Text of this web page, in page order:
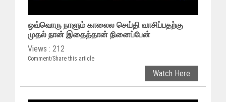
ஒவ்வொரு நாளும் காலைல செய்தி வாசிப்பதற்கு
முதல் நான் இதைத்தான் நினைப்பேன்
Views : 212
Comment/Share this article
Watch Here